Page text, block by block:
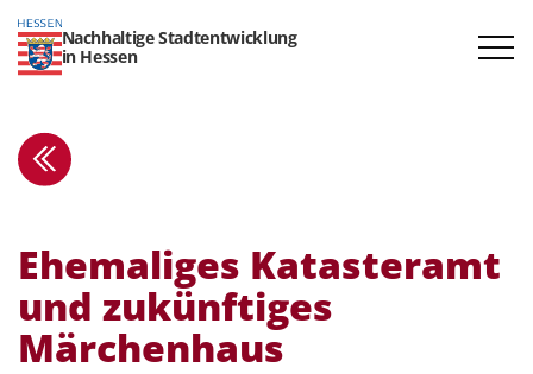
Nachhaltige Stadtentwicklung
in Hessen
Ehema­liges Katas­teramt
und zukünf­tiges
Märchenhaus